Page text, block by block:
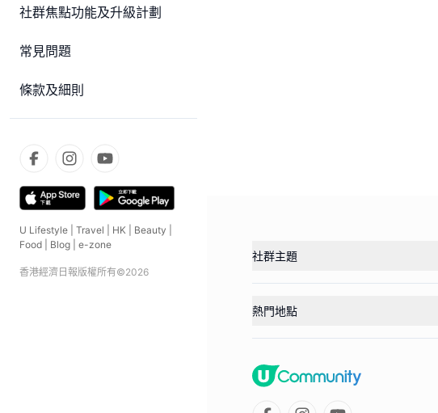
社群焦點功能及升級計劃
常見問題
條款及細則
U Lifestyle Travel HK Beauty
Food
Blog e-zone
香港經濟日報版權所有©2026
社群主題
熱門地點